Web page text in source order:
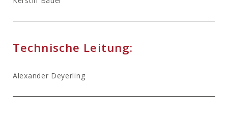
Technische Leitung:
Alexander Deyerling